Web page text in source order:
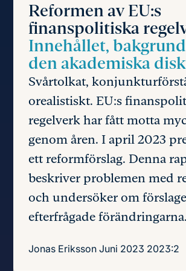
Reformen av EU:s
finanspolitiska
Innehållet,
den akademiska
Svårtolkat,
orealistiskt. EU:s
regelverk har fått motta
genom åren. I april 2023
ett reformförslag. Denna
beskriver problemen med
och undersöker om
efterfrågade förändringarna.
Jonas Eriksson Juni 2023 2023:2